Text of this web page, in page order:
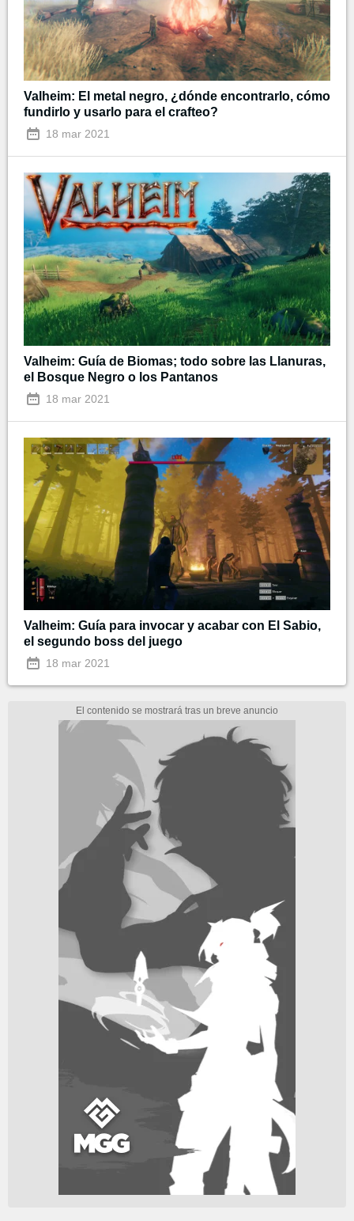
Valheim: El metal negro, ¿dónde encontrarlo, cómo
fundirlo y usarlo para el crafteo?
18 mar 2021
Valheim: Guía de Biomas; todo sobre las Llanuras,
el Bosque Negro o los Pantanos
18 mar 2021
Valheim: Guía para invocar y acabar con El Sabio,
el segundo boss del juego
18 mar 2021